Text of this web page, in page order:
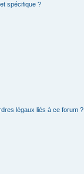
spécifique ?
légaux liés à ce forum ?